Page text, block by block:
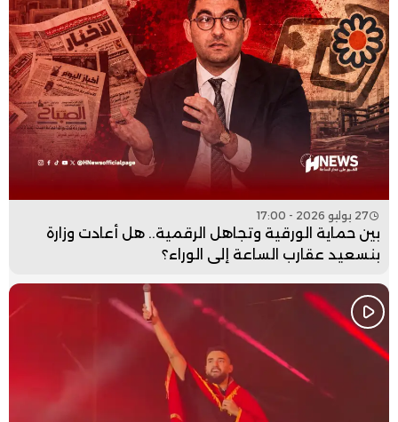
27 يوليو 2026 - 17:00
بين حماية الورقية وتجاهل الرقمية.. هل أعادت وزارة
بنسعيد عقارب الساعة إلى الوراء؟